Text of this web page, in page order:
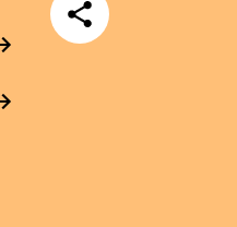
Teilen